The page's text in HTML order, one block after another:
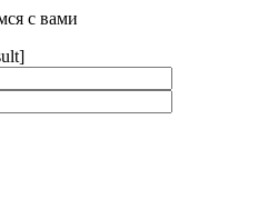
с вами